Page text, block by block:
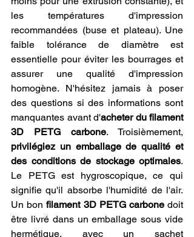
les températures d'impression
recommandées (buse et plateau). Une
faible tolérance de diamètre est
essentielle pour éviter les bourrages et
assurer une qualité d'impression
homogène. N'hésitez jamais à poser
des questions si des informations sont
manquantes avant d'acheter du filament
3D PETG carbone
privilégiez un emballage de qualité et
des conditions de stockage optimales.
Le PETG est hygroscopique, ce qui
signifie qu'il absorbe l'humidité de l'air.
Un bon filament 3D PETG carbone doit
être livré dans un emballage sous vide
hermétique, avec un sachet